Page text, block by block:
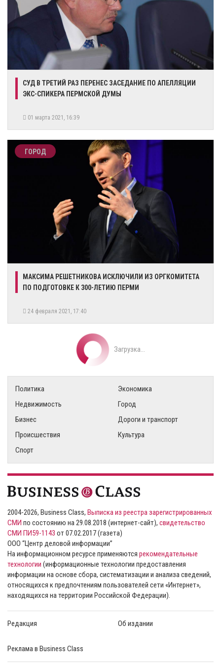
​СУД В ТРЕТИЙ РАЗ ПЕРЕНЕС ЗАСЕДАНИЕ ПО АПЕЛЛЯЦИИ
ЭКС-СПИКЕРА ПЕРМСКОЙ ДУМЫ
01 марта 2021, 16:39
ГОРОД
МАКСИМА РЕШЕТНИКОВА ИСКЛЮЧИЛИ ИЗ ОРГКОМИТЕТА
ПО ПОДГОТОВКЕ К 300-ЛЕТИЮ ПЕРМИ
24 февраля 2021, 17:40
Загрузка...
Политика
Экономика
Недвижимость
Город
Бизнес
Дороги и транспорт
Происшествия
Культура
Спорт
2004-2026, Business Class, Выписка из реестра зарегистрированных
СМИ по состоянию на 29.08.2018 (интернет-сайт), свидетельство
СМИ ПИ59-1143 от 07.02.2017 (газета)
ООО “Центр деловой информации”
На информационном ресурсе применяются рекомендательные
технологии (информационные технологии предоставления
информации на основе сбора, систематизации и анализа сведений,
относящихся к предпочтениям пользователей сети «Интернет»,
находящихся на территории Российской Федерации).
Редакция Об издании
Реклама в Business Class